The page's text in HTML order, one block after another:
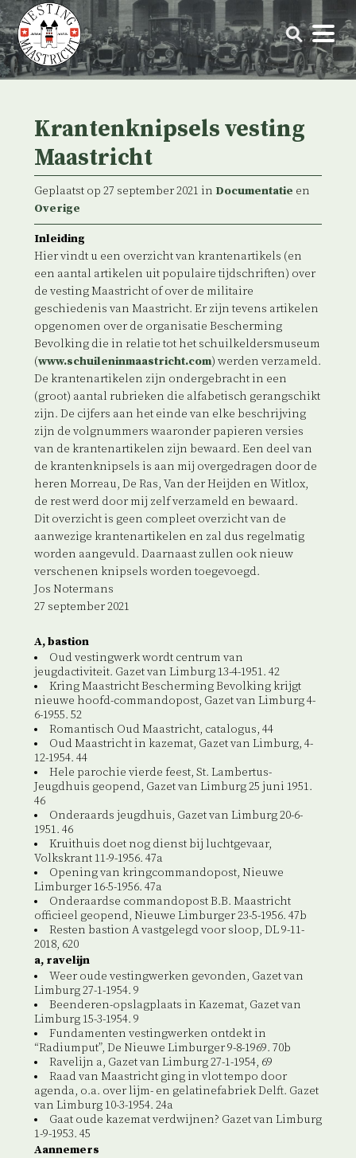
Skip
to
content
Krantenknipsels vesting
Maastricht
Geplaatst op 27 september 2021 in Documentatie en
Overige
Inleiding
Hier vindt u een overzicht van krantenartikels (en
een aantal artikelen uit populaire tijdschriften) over
de vesting Maastricht of over de militaire
geschiedenis van Maastricht. Er zijn tevens artikelen
opgenomen over de organisatie Bescherming
Bevolking die in relatie tot het schuilkeldersmuseum
(www.schuileninmaastricht.com) werden verzameld.
De krantenartikelen zijn ondergebracht in een
(groot) aantal rubrieken die alfabetisch gerangschikt
zijn. De cijfers aan het einde van elke beschrijving
zijn de volgnummers waaronder papieren versies
van de krantenartikelen zijn bewaard. Een deel van
de krantenknipsels is aan mij overgedragen door de
heren Morreau, De Ras, Van der Heijden en Witlox,
de rest werd door mij zelf verzameld en bewaard.
Dit overzicht is geen compleet overzicht van de
aanwezige krantenartikelen en zal dus regelmatig
worden aangevuld. Daarnaast zullen ook nieuw
verschenen knipsels worden toegevoegd.
Jos Notermans
27 september 2021
A, bastion
Oud vestingwerk wordt centrum van
jeugdactiviteit. Gazet van Limburg 13-4-1951. 42
Kring Maastricht Bescherming Bevolking krijgt
nieuwe hoofd-commandopost, Gazet van Limburg 4-
6-1955. 52
Romantisch Oud Maastricht, catalogus, 44
Oud Maastricht in kazemat, Gazet van Limburg, 4-
12-1954. 44
Hele parochie vierde feest, St. Lambertus-
Jeugdhuis geopend, Gazet van Limburg 25 juni 1951.
46
Onderaards jeugdhuis, Gazet van Limburg 20-6-
1951. 46
Kruithuis doet nog dienst bij luchtgevaar,
Volkskrant 11-9-1956. 47a
Opening van kringcommandopost, Nieuwe
Limburger 16-5-1956. 47a
Onderaardse commandopost B.B. Maastricht
officieel geopend, Nieuwe Limburger 23-5-1956. 47b
Resten bastion A vastgelegd voor sloop, DL 9-11-
2018, 620
a, ravelijn
Weer oude vestingwerken gevonden, Gazet van
Limburg 27-1-1954. 9
Beenderen-opslagplaats in Kazemat, Gazet van
Limburg 15-3-1954. 9
Fundamenten vestingwerken ontdekt in
“Radiumput”, De Nieuwe Limburger 9-8-1969. 70b
Ravelijn a, Gazet van Limburg 27-1-1954, 69
Raad van Maastricht ging in vlot tempo door
agenda, o.a. over lijm- en gelatinefabriek Delft. Gazet
van Limburg 10-3-1954. 24a
Gaat oude kazemat verdwijnen? Gazet van Limburg
1-9-1953. 45
Aannemers